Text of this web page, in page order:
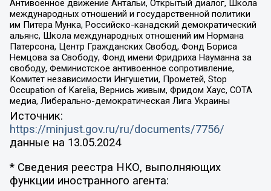
Антивоенное движение Антальи, Открытый диалог, Школа
международных отношений и государственной политики
им Питера Мунка, Российско-канадский демократический
альянс, Школа международных отношений им Нормана
Патерсона, Центр Гражданских Свобод, Фонд Бориса
Немцова за Свободу, Фонд имени Фридриха Науманна за
свободу, Феминистское антивоенное сопротивление,
Комитет независимости Ингушетии, Прометей, Stop
Occupation of Karelia, Вернись живым, Фридом Хаус, СОТА
медиа, Либерально-демократическая Лига Украины
Источник:
https://minjust.gov.ru/ru/documents/7756/
данные на 13.05.2024
* Сведения реестра НКО, выполняющих
функции иностранного агента: